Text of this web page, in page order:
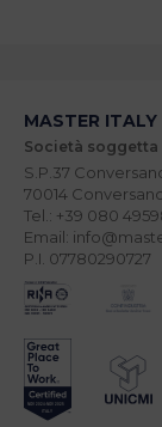
MASTER
Società soggetta
S.P.37
70014 Conversano
Tel.: +39 080
Email:
P.I. 07780290727